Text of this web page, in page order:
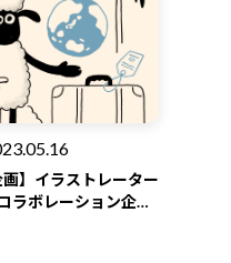
】イラストレーター
ラボレーション企画